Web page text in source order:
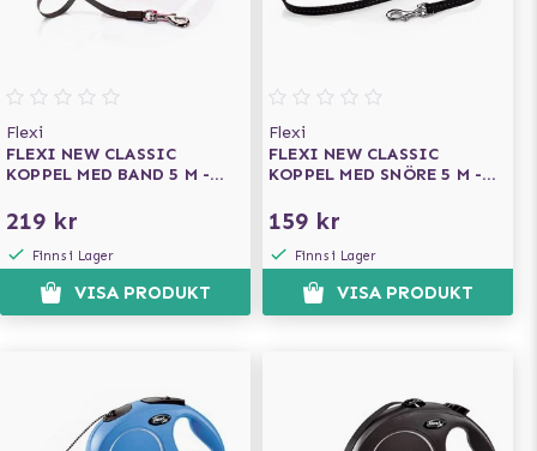
Flexi
FLEXI NEW CLASSIC
KOPPEL MED BAND 5 M -
219 kr
Finns i Lager
VISA PRODUKT
Flexi
FLEXI NEW CLASSIC
KOPPEL MED SNÖRE 5 M -
159 kr
Finns i Lager
VISA PRODUKT